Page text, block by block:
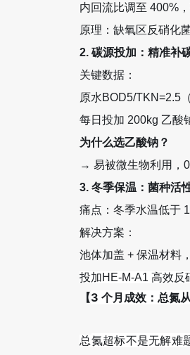
内回流比调至 400%
原理：缺氧区反硝化
2. 碳源投加：精准补
关键数据：
原水BOD5/TKN=2.5
每日投加 200kg 乙酸
为什么选乙酸钠？
→ 易被微生物利用，
3. 冬季保温：菌种活
痛点：冬季水温低于
解决方案：
池体加盖 + 保温材料
投加HE-M-A1 高效反
【3 个月成效：总氮
总氮超标不是无解难